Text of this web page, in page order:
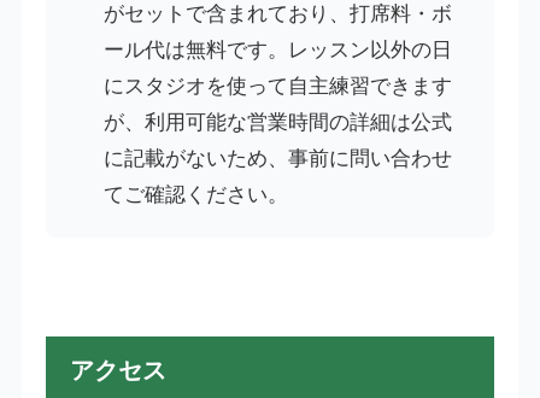
がセットで含まれており、打席料・ボ
ール代は無料です。レッスン以外の日
にスタジオを使って自主練習できます
が、利用可能な営業時間の詳細は公式
に記載がないため、事前に問い合わせ
てご確認ください。
アクセス